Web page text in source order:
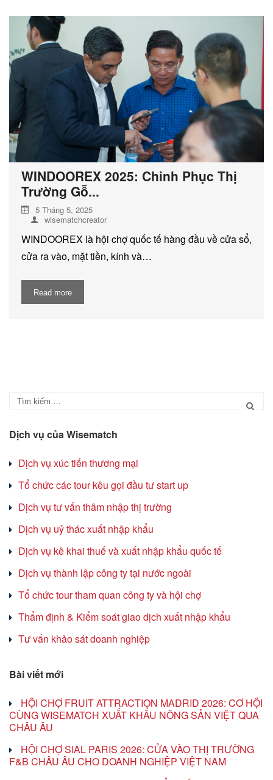
WINDOOREX 2025: Chinh Phục Thị
Trường Gỗ...
5 Tháng 5, 2025
wisematchcreator
WINDOOREX là hội chợ quốc tế hàng đầu về cửa sổ,
cửa ra vào, mặt tiền, kính và…
Read more
Dịch vụ của Wisematch
Dịch vụ xúc tiến thương mại
Tổ chức các tour kêu gọi đầu tư start up
Dịch vụ tư vấn thâm nhập thị trường
Dịch vụ uỷ thác xuất nhập khẩu
Dịch vụ kê khai thuế và xuất nhập khẩu quốc tế
Dịch vụ thành lập công ty tại nước ngoài
Tổ chức tour tham quan công ty và hội chợ
Thẩm định & Kiểm soát giao dịch xuất nhập khẩu
Tư vấn khảo sát doanh nghiệp
Bài viết mới
HỘI CHỢ FRUIT ATTRACTION MADRID 2026: CƠ HỘI
CÙNG WISEMATCH XUẤT KHẨU NÔNG SẢN VIỆT QUA
CHÂU ÂU
HỘI CHỢ SIAL PARIS 2026: CỬA VÀO THỊ TRƯỜNG
F&B CHÂU ÂU CHO DOANH NGHIỆP VIỆT NAM
KÍNH